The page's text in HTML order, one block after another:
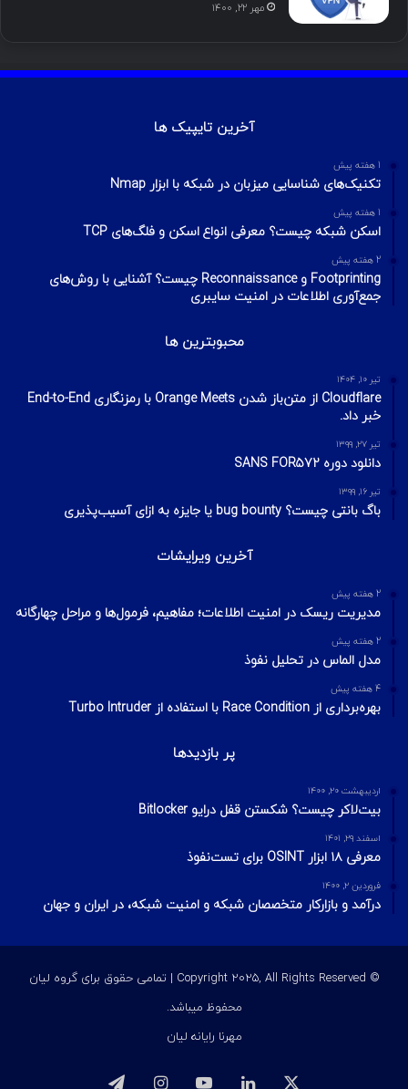
مهر ۲۲, ۱۴۰۰
آخرین تایپیک ها
1 هفته پیش
تکنیک‌های شناسایی میزبان در شبکه با ابزار Nmap
1 هفته پیش
اسکن شبکه چیست؟ معرفی انواع اسکن و فلگ‌های TCP
2 هفته پیش
Footprinting و Reconnaissance چیست؟ آشنایی با روش‌های
جمع‌آوری اطلاعات در امنیت سایبری
محبوبترین ها
تیر ۱۰, ۱۴۰۴
Cloudflare از متن‌باز شدن Orange Meets با رمزنگاری End-to-End
خبر داد.
تیر ۲۷, ۱۳۹۹
دانلود دوره SANS FOR572
تیر ۱۶, ۱۳۹۹
باگ بانتی چیست؟ bug bounty یا جایزه به ازای آسیب‌پذیری
آخرین ویرایشات
2 هفته پیش
مدیریت ریسک در امنیت اطلاعات؛ مفاهیم، فرمول‌ها و مراحل چهارگانه
2 هفته پیش
مدل الماس در تحلیل نفوذ
4 هفته پیش
بهره‌برداری از Race Condition با استفاده از Turbo Intruder
پر بازدیدها
اردیبهشت ۲۰, ۱۴۰۰
بیت‌لاکر چیست؟ شکستن قفل درایو Bitlocker
اسفند ۲۹, ۱۴۰۱
معرفی ۱۸ ابزار OSINT برای تست‌نفوذ
فروردین ۲, ۱۴۰۰
درآمد و بازارکار متخصصان شبکه و امنیت شبکه، در ایران و جهان
© Copyright 2025, All Rights Reserved | تمامی حقوق برای گروه لیان
محفوظ میباشد.
مهرنا رایانه لیان
ایکس لینکداین یوتیوب اینستاگرام